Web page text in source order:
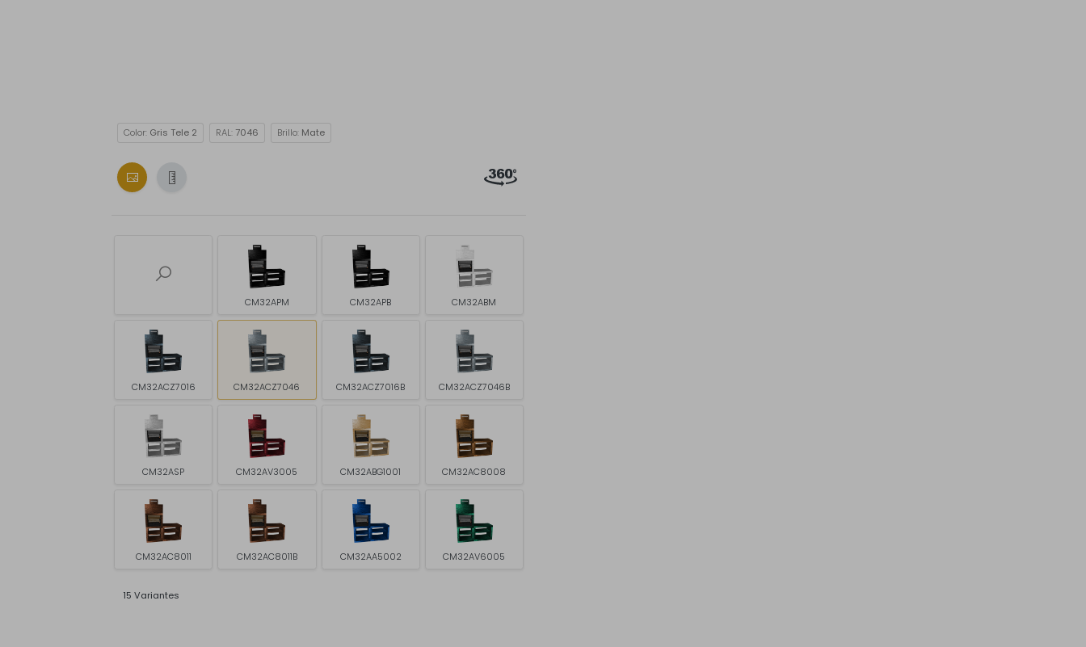
Color: Gris Tele 2 RAL:7046 Brillo: Mate
CM32APM CM32APB CM32ABM
CM32ACZ7016 CM32ACZ7046 CM32ACZ7016B CM32ACZ7046B
CM32ASP CM32AV3005 CM32ABG1001 CM32AC8008
CM32AC8011 CM32AC8011B CM32AA5002 CM32AV6005
15 Variantes